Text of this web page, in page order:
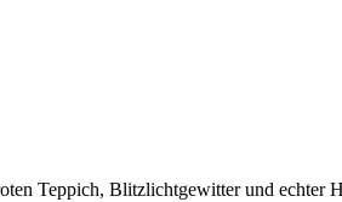
Teppich, Blitzlichtgewitter und